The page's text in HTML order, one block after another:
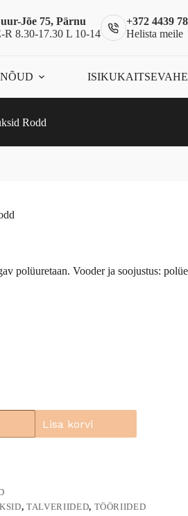
Jõe 75, Pärnu
R 8.30-17.30 L 10-14
+372 4439
Helista meile
Rodd
polüuretaan. Vooder ja soojustus:
Lisa korvi
,TALVERIIDED, TÖÖRIIDED